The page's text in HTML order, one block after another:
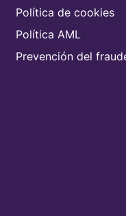
Política de cookies
Política AML
Prevención del